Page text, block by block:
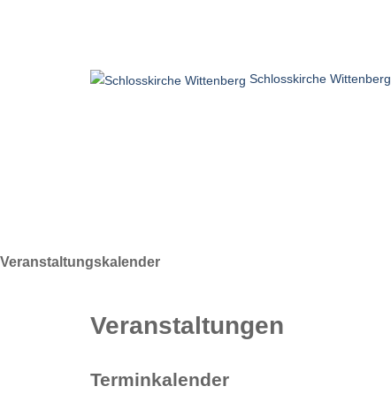
Schlosskirche Wittenberg
Veranstaltungskalender
Veranstaltungen
Terminkalender